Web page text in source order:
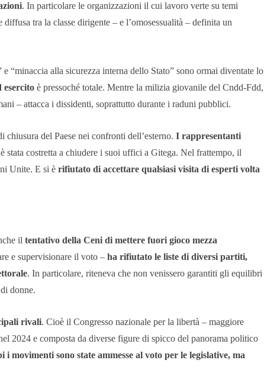
. In particolare le organizzazioni il cui lavoro verte su temi
tra la classe dirigente – e l’omosessualità – definita un
“minaccia alla sicurezza interna dello Stato” sono ormai diventate lo
esercito è pressoché totale. Mentre la milizia giovanile del Cndd-Fdd,
– attacca i dissidenti, soprattutto durante i raduni pubblici.
del Paese nei confronti dell’esterno. I rappresentanti
stata costretta a chiudere i suoi uffici a Gitega. Nel frattempo, il
Unite. E si è rifiutato di accettare qualsiasi visita di esperti volta
il tentativo della Ceni di mettere fuori gioco mezza
e supervisionare il voto – ha rifiutato le liste di diversi partiti,
. In particolare, riteneva che non venissero garantiti gli equilibri
donne.
rivali. Cioè il Congresso nazionale per la libertà – maggiore
2024 e composta da diverse figure di spicco del panorama politico
movimenti sono state ammesse al voto per le legislative, ma